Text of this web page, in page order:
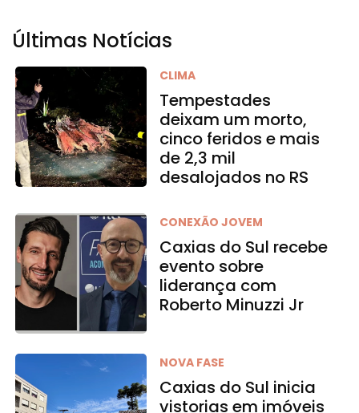
Últimas Notícias
CLIMA
Tempestades
deixam um morto,
cinco feridos e mais
de 2,3 mil
desalojados no RS
CONEXÃO JOVEM
Caxias do Sul recebe
evento sobre
liderança com
Roberto Minuzzi Jr
NOVA FASE
Caxias do Sul inicia
vistorias em imóveis